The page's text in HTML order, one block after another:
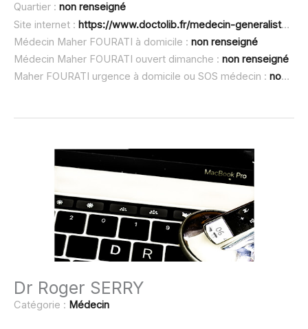
Quartier : non renseigné
Site internet : https://www.doctolib.fr/medecin-generaliste/la-loupe/maher-fourati
Médecin Maher FOURATI à domicile : non renseigné
Médecin Maher FOURATI ouvert dimanche : non renseigné
Maher FOURATI urgence à domicile ou SOS médecin : non renseigné
Dr Roger SERRY
Catégorie : Médecin